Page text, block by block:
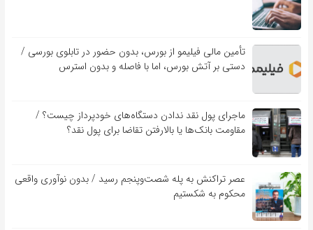
تأمین مالی فیلیمو از بورس، بدون حضور در تابلوی بورسی /
دستی بر آتش بورس، اما با فاصله و بدون استرس
ماجرای پول نقد ندادن دستگاه‌های خودپرداز چیست؟ /
مقاومت بانک‌ها یا بالارفتن تقاضا برای پول نقد؟
عصر تراکنش به پله شصت‌وپنجم رسید / بدون نوآوری واقعی
محکوم به شکستیم